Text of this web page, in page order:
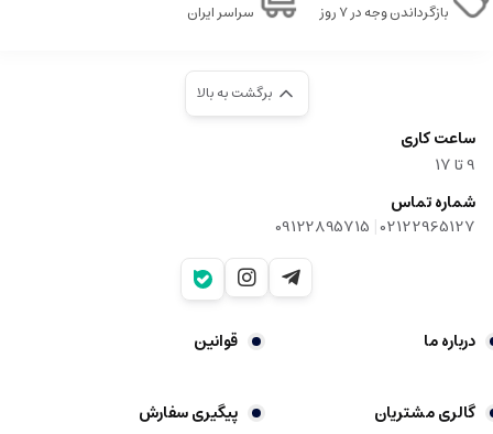
بازگرداندن وجه در ۷ روز
سراسر ایران
برگشت به بالا
ساعت کاری
9‌ تا ۱۷
شماره تماس
02122965127
|
09122895715
درباره ما قوانین
گالری مشتریان پیگیری سفارش